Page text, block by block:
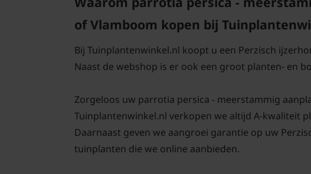
of Vlamboom kopen bij
Bij Tuinplantenwinkel.nl koopt u een Perzisch
Naast de webshop is er ook een groot planten- en
Zorgeloos uw parrotia persica - meerstammig
Tuinplantenwinkel.nl verkopen we altijd A-kwaliteit
Daarnaast geven we aangroei garantie op uw
tuinplanten die we online aanbieden.